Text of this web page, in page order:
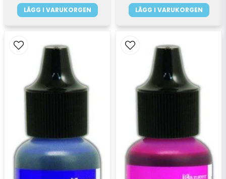
LÄGG I VARUKORGEN LÄGG I VARUKORGEN